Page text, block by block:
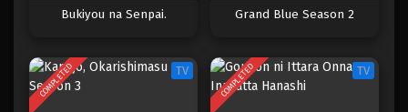
Bukiyou na Senpai. Grand Blue Season 2
COMPLETED TV COMPLETED TV